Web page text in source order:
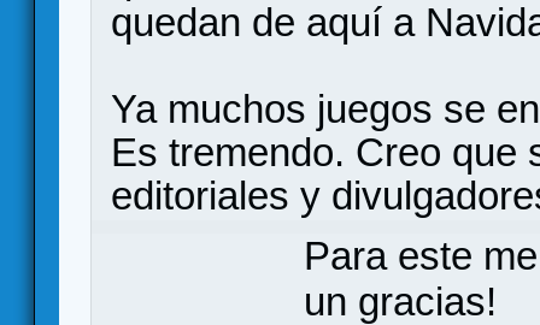
quedan de aquí a
Ya muchos juegos se
Es tremendo. Creo que
editoriales y
Para este
un gracias!